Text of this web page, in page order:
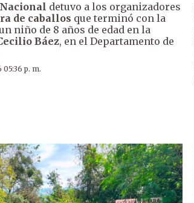
detuvo a los organizadores
de caballos que terminó con la
niño de 8 años de edad en la
Báez, en el Departamento de
p. m.